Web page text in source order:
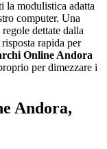
la modulistica adatta
computer. Una
dettate dalla
rapida per
Online Andora
per dimezzare i
Andora,